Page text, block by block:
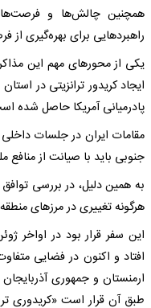
همچنین چالش‌ها و
راهبردهایی برای بهره‌گیری از
یکی از محورهای مهم این
ایجاد کریدور ترانزیتی در
پادرمیانی آمریکا حاصل شده
مقامات ایران در جلسات داخلی
جنوبی باید با صیانت از منافع
به همین دلیل، در بررسی
هرگونه تغییری در مرزهای
این سفر قرار بود در اواخر
افتاد و اکنون در فضایی
ارمنستان و جمهوری‌
طبق آن قرار است «کریدوری